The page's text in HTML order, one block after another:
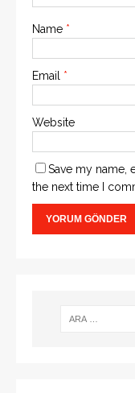
Name *
Email *
Website
Save my name,
the next time I